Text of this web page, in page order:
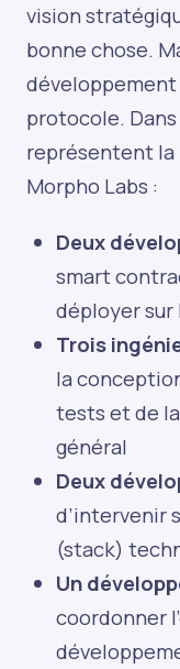
vision
bonne chose.
protocole.
représentent
Morpho Labs :
Deux
smart
déployer sur
Trois
la
tests et de
général
Deux
d’intervenir
(stack)
Un
coordonner